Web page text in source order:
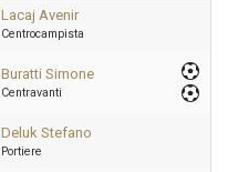
Lacaj Avenir
Centrocampista
Buratti Simone
Centravanti
Deluk Stefano
Portiere